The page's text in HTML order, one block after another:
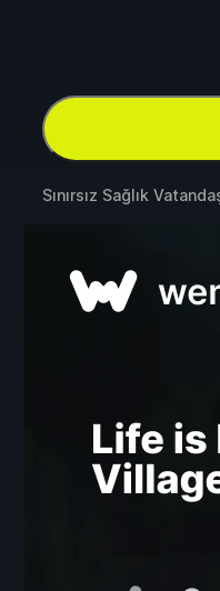
Sınırsız Sağlık